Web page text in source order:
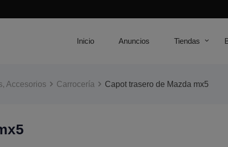
Inicio Anuncios Tiendas
Accesorios Carrocería Capot trasero de Mazda mx5